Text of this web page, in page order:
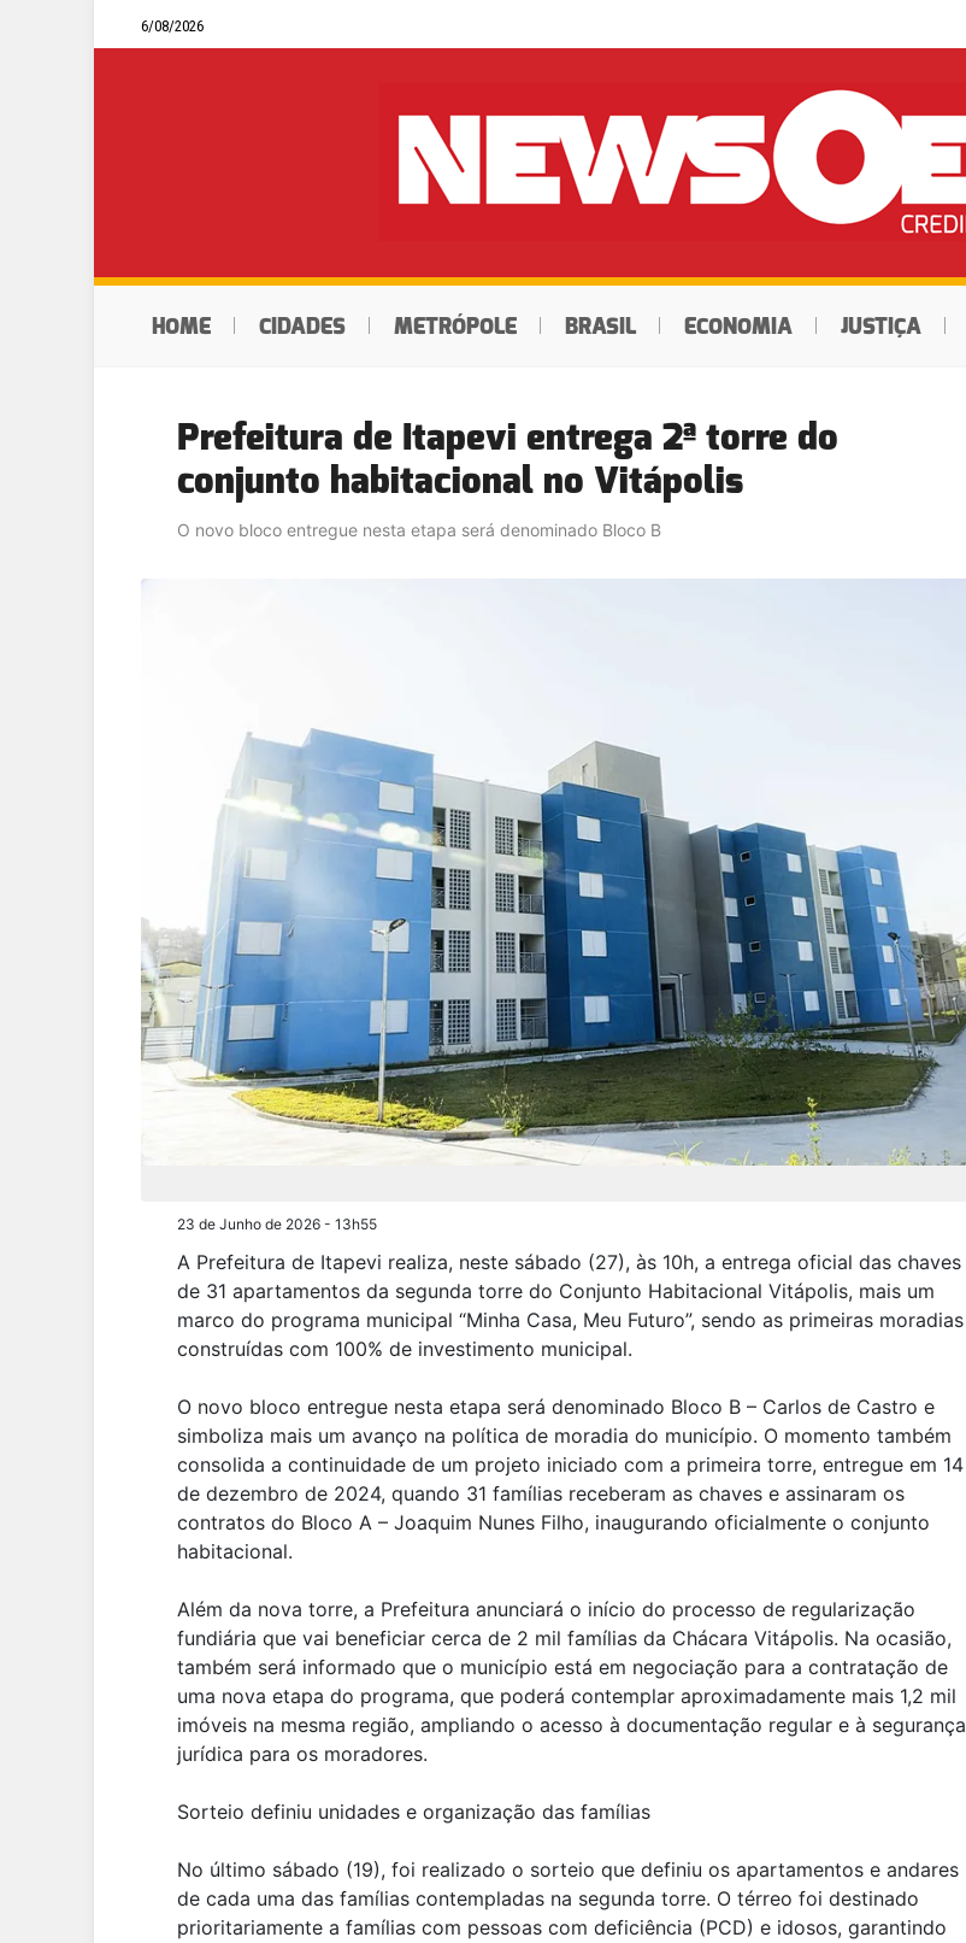
6/08/2026
HOME CIDADES METRÓPOLE BRASIL ECONOMIA JUSTIÇA
Prefeitura de Itapevi entrega 2ª torre do
conjunto habitacional no Vitápolis
O novo bloco entregue nesta etapa será denominado Bloco B
23 de Junho de 2026 - 13h55
A Prefeitura de Itapevi realiza, neste sábado (27), às 10h, a entrega oficial das chaves
de 31 apartamentos da segunda torre do Conjunto Habitacional Vitápolis, mais um
marco do programa municipal “Minha Casa, Meu Futuro”, sendo as primeiras moradias
construídas com 100% de investimento municipal.
O novo bloco entregue nesta etapa será denominado Bloco B – Carlos de Castro e
simboliza mais um avanço na política de moradia do município. O momento também
consolida a continuidade de um projeto iniciado com a primeira torre, entregue em 14
de dezembro de 2024, quando 31 famílias receberam as chaves e assinaram os
contratos do Bloco A – Joaquim Nunes Filho, inaugurando oficialmente o conjunto
habitacional.
Além da nova torre, a Prefeitura anunciará o início do processo de regularização
fundiária que vai beneficiar cerca de 2 mil famílias da Chácara Vitápolis. Na ocasião,
também será informado que o município está em negociação para a contratação de
uma nova etapa do programa, que poderá contemplar aproximadamente mais 1,2 mil
imóveis na mesma região, ampliando o acesso à documentação regular e à segurança
jurídica para os moradores.
Sorteio definiu unidades e organização das famílias
No último sábado (19), foi realizado o sorteio que definiu os apartamentos e andares
de cada uma das famílias contempladas na segunda torre. O térreo foi destinado
prioritariamente a famílias com pessoas com deficiência (PCD) e idosos, garantindo